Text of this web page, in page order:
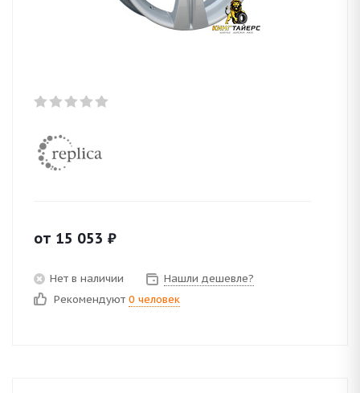
от 15 053 ₽
Нет в наличии
Нашли дешевле?
Рекомендуют 0 человек